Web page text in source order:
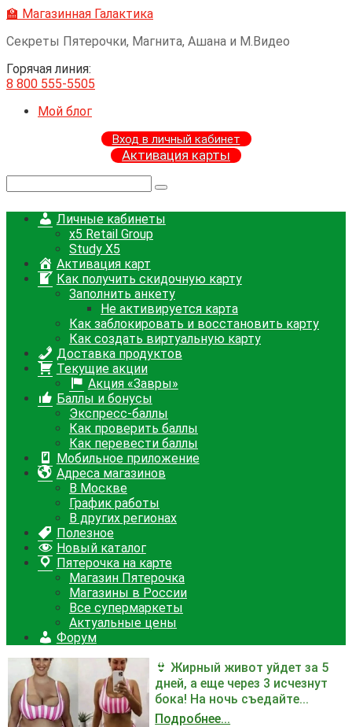
Перейти
контенту
🏫 Магазинная Галактика
Секреты Пятерочки, Магнита, Ашана и М.Видео
Горячая линия:
8 800 555-5505
Мой блог
Вход в личный кабинет
Активация карты
Личные кабинеты
x5 Retail Group
Study X5
Активация карт
Как получить скидочную карту
Заполнить анкету
Не активируется карта
Как заблокировать и восстановить карту
Как создать виртуальную карту
Доставка продуктов
Текущие акции
Акция «Завры»
Баллы и бонусы
Экспресс-баллы
Как проверить баллы
Как перевести баллы
Мобильное приложение
Адреса магазинов
В Москве
График работы
В других регионах
Полезное
Новый каталог
Пятерочка на карте
Магазин Пятерочка
Магазины в России
Все супермаркеты
Актуальные цены
Форум
👙 Жирный живот уйдет за 5
дней, а еще через 3 исчезнут
бока! На ночь съедайте...
Подробнее...